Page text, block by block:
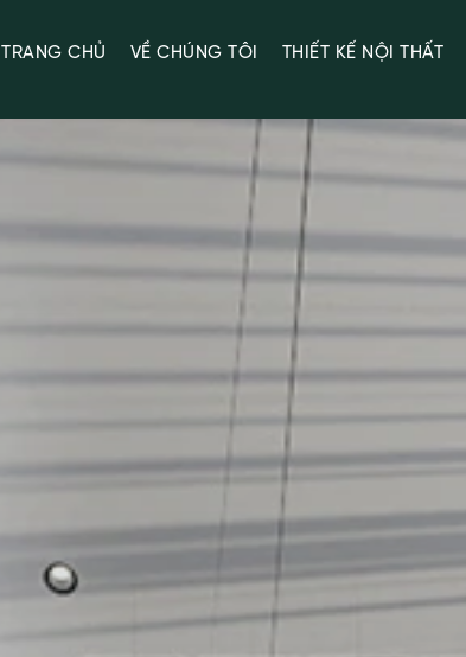
TRANG CHỦ VỀ CHÚNG TÔI THIẾT KẾ NỘI THẤT